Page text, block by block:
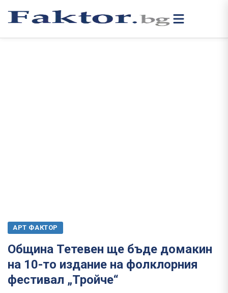
АРТ ФАКТОР
Община Тетевен ще бъде домакин
на 10-то издание на фолклорния
фестивал „Тройче“